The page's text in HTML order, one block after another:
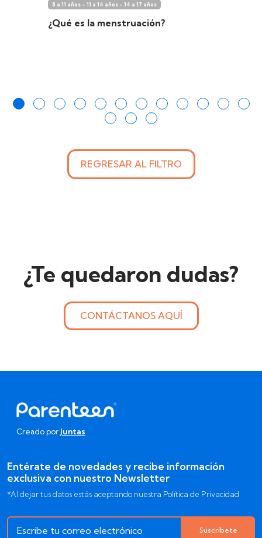
8 a 11 años - 11 a 14 años - 14 a 17 años
¿Qué es la menstruación?
REGRESAR AL FILTRO
¿Te quedaron dudas?
CONTÁCTANOS AQUÍ
Creado por Juntas
Entérate de novedades y recibe información
exclusiva con nuestro Newsletter
*Al dejar tus datos estás aceptando nuestra Política de Privacidad
Suscríbete